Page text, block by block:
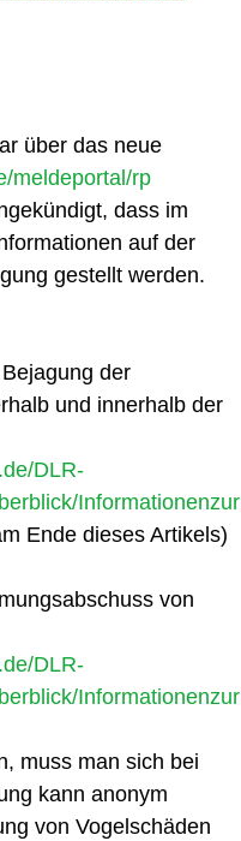
über das neue
meldeportal/rp
dass im
auf der
gestellt werden.
der
und innerhalb der
DLR-
Ende dieses Artikels)
von
DLR-
muss man sich bei
kann anonym
von Vogelschäden